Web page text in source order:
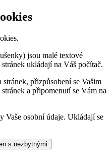
jsou malé textové
ukládají na Váš počítač.
přizpůsobení se Vašim
a připomenutí se Vám na
Vaše osobní údaje. Ukládají se
s nezbytnými